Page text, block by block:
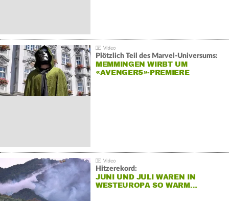
Plötzlich Teil des Marvel-Universums:
MEMMINGEN WIRBT UM
«AVENGERS»-PREMIERE
Hitzerekord:
JUNI UND JULI WAREN IN
WESTEUROPA SO WARM…